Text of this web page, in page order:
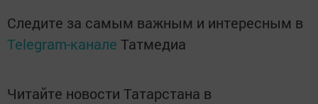
Следите за самым важным и интересным в
Telegram-канале Татмедиа
Читайте новости Татарстана в